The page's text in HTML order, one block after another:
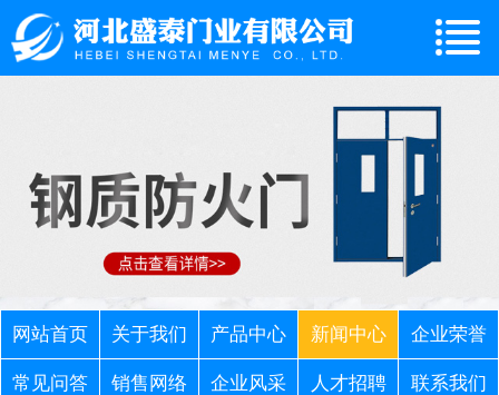
网站首页 关于我们 产品中心 新闻中心 企业荣誉
常见问答 销售网络 企业风采 人才招聘 联系我们